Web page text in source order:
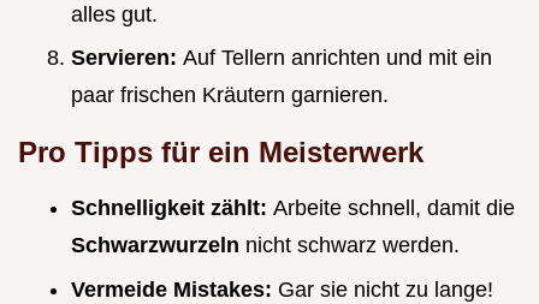
alles gut.
Servieren: Auf Tellern anrichten und mit ein
paar frischen Kräutern garnieren.
Pro Tipps für ein Meisterwerk
Schnelligkeit zählt: Arbeite schnell, damit die
Schwarzwurzeln nicht schwarz werden.
Vermeide Mistakes: Gar sie nicht zu lange!